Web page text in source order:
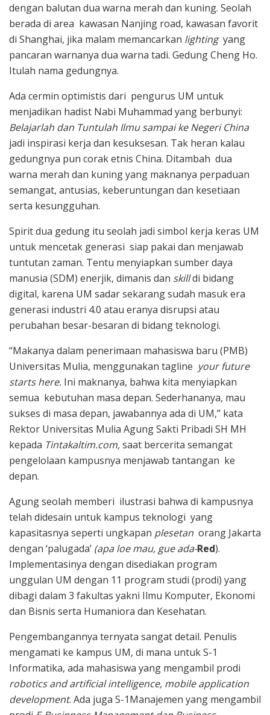
dengan balutan dua warna merah dan kuning. Seolah
berada di area kawasan Nanjing road, kawasan favorit
di Shanghai, jika malam memancarkan lighting yang
pancaran warnanya dua warna tadi. Gedung Cheng Ho.
Itulah nama gedungnya.
Ada cermin optimistis dari pengurus UM untuk
menjadikan hadist Nabi Muhammad yang berbunyi:
Belajarlah dan Tuntulah Ilmu sampai ke Negeri China
jadi inspirasi kerja dan kesuksesan. Tak heran kalau
gedungnya pun corak etnis China. Ditambah dua
warna merah dan kuning yang maknanya perpaduan
semangat, antusias, keberuntungan dan kesetiaan
serta kesungguhan.
Spirit dua gedung itu seolah jadi simbol kerja keras UM
untuk mencetak generasi siap pakai dan menjawab
tuntutan zaman. Tentu menyiapkan sumber daya
manusia (SDM) enerjik, dimanis dan skilldi bidang
digital, karena UM sadar sekarang sudah masuk era
generasi industri 4.0 atau eranya disrupsi atau
perubahan besar-besaran di bidang teknologi.
“Makanya dalam penerimaan mahasiswa baru (PMB)
Universitas Mulia, menggunakan tagline your future
starts here. Ini maknanya, bahwa kita menyiapkan
semua kebutuhan masa depan. Sederhananya, mau
sukses di masa depan, jawabannya ada di UM,” kata
Rektor Universitas Mulia Agung Sakti Pribadi SH MH
kepada Tintakaltim.com,saat bercerita semangat
pengelolaan kampusnya menjawab tantangan ke
depan.
Agung seolah memberi ilustrasi bahwa di kampusnya
telah didesain untuk kampus teknologi yang
kapasitasnya seperti ungkapan plesetan orang Jakarta
dengan ‘palugada’ (apa loe mau, gue ada-Red).
Implementasinya dengan disediakan program
unggulan UM dengan 11 program studi (prodi) yang
dibagi dalam 3 fakultas yakni Ilmu Komputer, Ekonomi
dan Bisnis serta Humaniora dan Kesehatan.
Pengembangannya ternyata sangat detail. Penulis
mengamati ke kampus UM, di mana untuk S-1
Informatika, ada mahasiswa yang mengambil prodi
robotics and artificial intelligence, mobile application
development. Ada juga S-1Manajemen yang mengambil